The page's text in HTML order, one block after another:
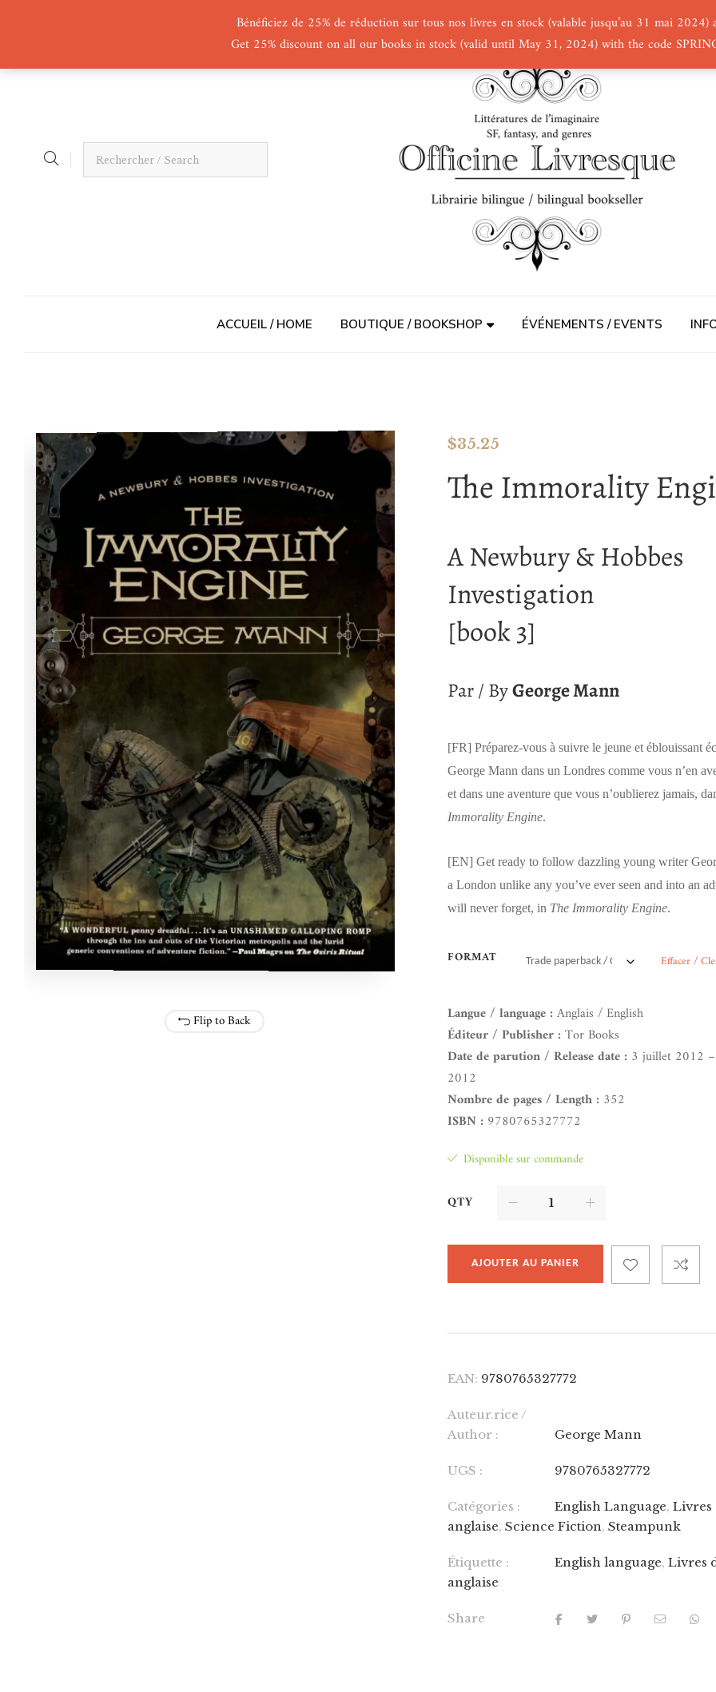
Bénéficiez de 25% de réduction sur tous nos livres en stock (valable jusqu’au 31 mai 2024)
Get 25% discount on all our books in stock (valid until May 31, 2024) with the code
ACCUEIL / HOME BOUTIQUE / BOOKSHOP ÉVÉNEMENTS / EVENTS
Flip to Back
$35.25
The Immorality
A Newbury & Hobbes
Investigation
[book 3]
Par / ByGeorge Mann
[FR]Préparez-vous à suivre le jeune et éblouissant
George Mann dans un Londres comme vous n’en
et dans une aventure que vous n’oublierez jamais,
Immorality Engine.
[EN]Get ready to follow dazzling young writer
a London unlike any you’ve ever seen and into an
will never forget, in The Immorality Engine.
FORMAT Effacer /
Langue / language :Anglais / English
Éditeur / Publisher :Tor Books
Date de parution / Release date : 3 juillet 2012
2012
Nombre de pages / Length : 352
ISBN : 9780765327772
Disponible sur commande
QTY
AJOUTER AU PANIER
EAN: 9780765327772
Auteur.rice /
Author :
George Mann
UGS : 9780765327772
Catégories : English Language,Livres
anglaise,Science Fiction,Steampunk
Étiquette : English language,Livres
anglaise
Share